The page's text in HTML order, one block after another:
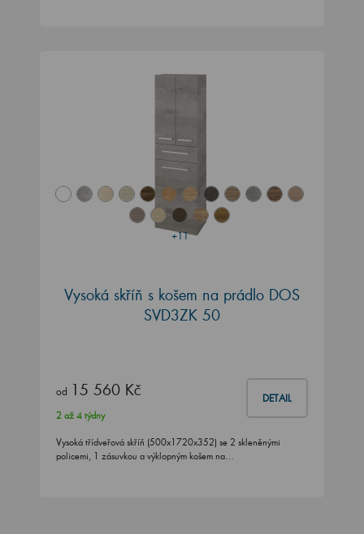
+11
Vysoká skříň s košem na prádlo DOS
SVD3ZK 50
od 15 560 Kč DETAIL
2 až 4 týdny
Vysoká třídveřová skříň (500x1720x352) se 2 skleněnými
policemi, 1 zásuvkou a výklopným košem na…